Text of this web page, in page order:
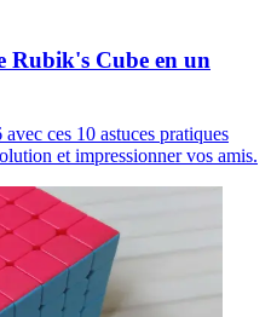
Rubik's Cube en un
ces 10 astuces pratiques
et impressionner vos amis.